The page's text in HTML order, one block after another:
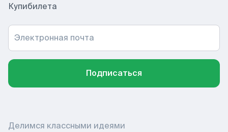
Купибилета
Электронная почта
Подписаться
Делимся классными идеями